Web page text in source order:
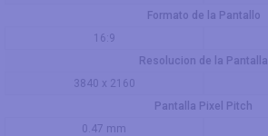
Formato de la Pantallo
16:9
Resolucion de la Pantalla
3840 x 2160
Pantalla Pixel Pitch
0.47 mm